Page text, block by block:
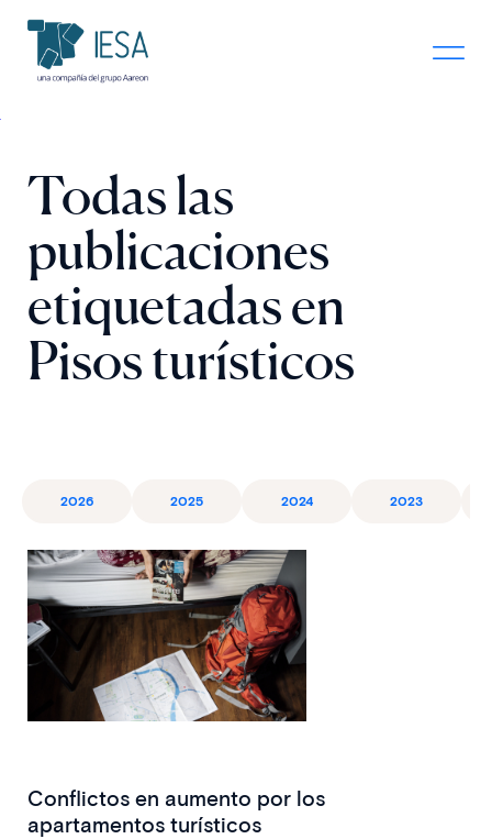
Todas las
publicaciones
etiquetadas en
Pisos turísticos
2026 2025 2024 2023
Conflictos en aumento por los
apartamentos turísticos